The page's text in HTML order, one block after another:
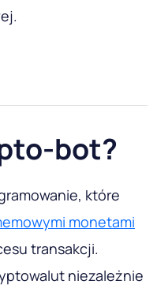
bot?
które
monetami
transakcji.
niezależnie